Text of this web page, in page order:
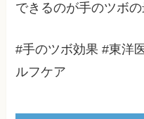
できるのが手のツボ
#手のツボ効果 #東洋
ルフケア